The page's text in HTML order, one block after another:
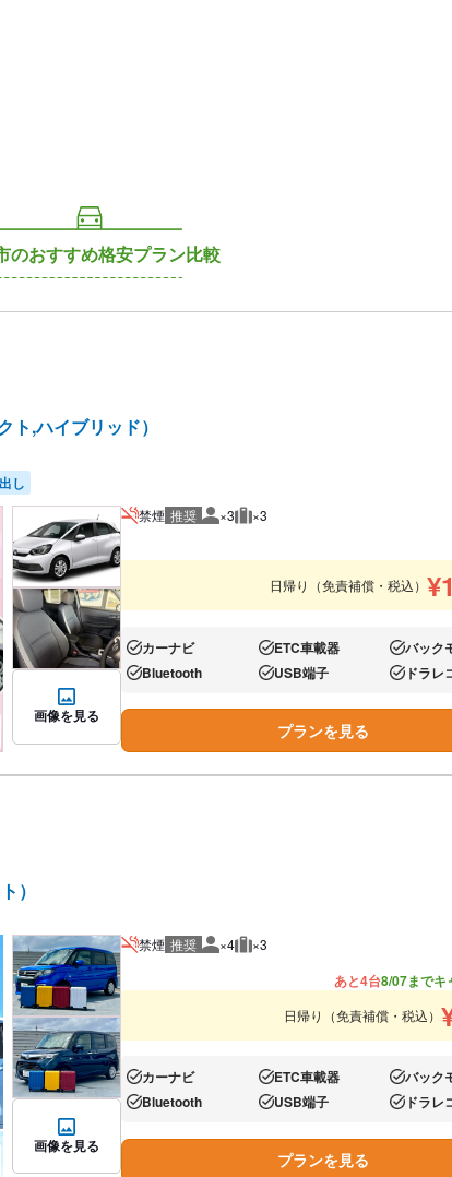
のおすすめ格安プラン比較
ト,ハイブリッド）
し
画像を見る
禁煙 推奨 推奨人数
×3 推奨荷物
×3
日帰り（免責補償・税込） ¥
あり:カーナビ あり:ETC車載器 あり:バック
あり:Bluetooth あり:USB端子 あり:ドラレ
プランを見る
）
画像を見る
禁煙 推奨 推奨人数
×4 推奨荷物
×3
あと4台8/07までキ
日帰り（免責補償・税込）
あり:カーナビ あり:ETC車載器 あり:バック
あり:Bluetooth あり:USB端子 あり:ドラレ
プランを見る